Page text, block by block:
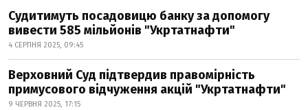
Судитимуть посадовицю банку за допомогу
вивести 585 мільйонів "Укртатнафти"
4 СЕРПНЯ 2025, 09:45
Верховний Суд підтвердив правомірність
примусового відчуження акцій "Укртатнафти"
9 ЧЕРВНЯ 2025, 17:15